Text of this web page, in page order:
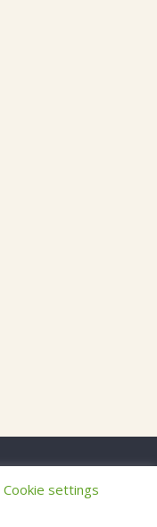
. All rights reserved.
Cookie settings